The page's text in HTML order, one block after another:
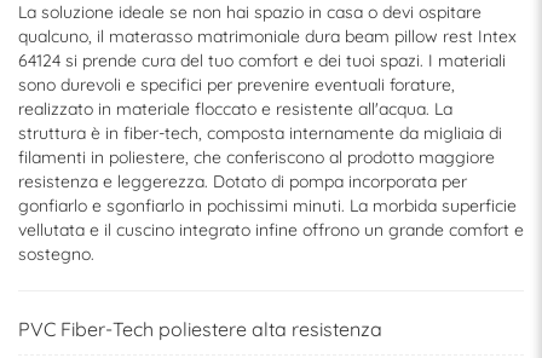
La soluzione ideale se non hai spazio in casa o devi ospitare
qualcuno, il materasso matrimoniale dura beam pillow rest Intex
64124 si prende cura del tuo comfort e dei tuoi spazi. I materiali
sono durevoli e specifici per prevenire eventuali forature,
realizzato in materiale floccato e resistente all'acqua. La
struttura è in fiber-tech, composta internamente da migliaia di
filamenti in poliestere, che conferiscono al prodotto maggiore
resistenza e leggerezza. Dotato di pompa incorporata per
gonfiarlo e sgonfiarlo in pochissimi minuti. La morbida superficie
vellutata e il cuscino integrato infine offrono un grande comfort e
sostegno.
PVC Fiber-Tech poliestere alta resistenza